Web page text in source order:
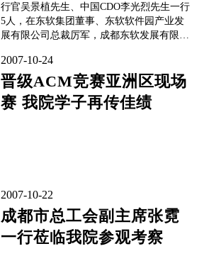
行官吴景植先生、中国CDO李光烈先生一行
5人，在东软集团董事、东软软件园产业发
展有限公司总裁厉军，成都东软发展有限责
学院副院长胡景德等人的陪同下，参观考察
了成都东软信息技术学院，对东软集团在成
都的业务发展、学院产学研的办学模式和人
才培...
2007-10-24
晋级ACM竞赛亚洲区现场
赛 我院学子再传佳绩
2007-10-22
成都市总工会副主席张霓
一行莅临我院参观考察